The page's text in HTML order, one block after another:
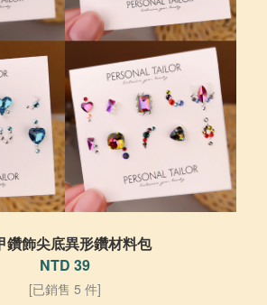
鑽飾尖底異形鑽材料包
NTD 39
[已銷售 5 件]